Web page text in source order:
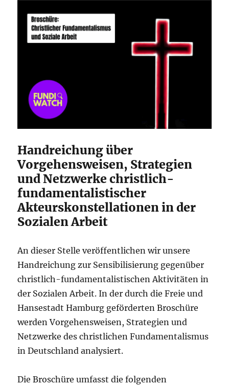
Handreichung über
Vorgehensweisen, Strategien
und Netzwerke christlich-
fundamentalistischer
Akteurskonstellationen in der
Sozialen Arbeit
An dieser Stelle veröffentlichen wir unsere
Handreichung zur Sensibilisierung gegenüber
christlich-fundamentalistischen Aktivitäten in
der Sozialen Arbeit. In der durch die Freie und
Hansestadt Hamburg geförderten Broschüre
werden Vorgehensweisen, Strategien und
Netzwerke des christlichen Fundamentalismus
in Deutschland analysiert.
Die Broschüre umfasst die folgenden